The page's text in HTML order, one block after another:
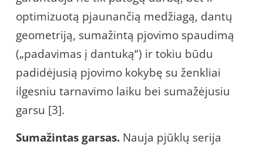
optimizuotą pjaunančią medžiagą, dantų
geometriją, sumažintą pjovimo spaudimą
(„padavimas į dantuką“) ir tokiu būdu
padidėjusią pjovimo kokybę su ženkliai
ilgesniu tarnavimo laiku bei sumažėjusiu
garsu [3].
Sumažintas garsas. Nauja pjūklų serija